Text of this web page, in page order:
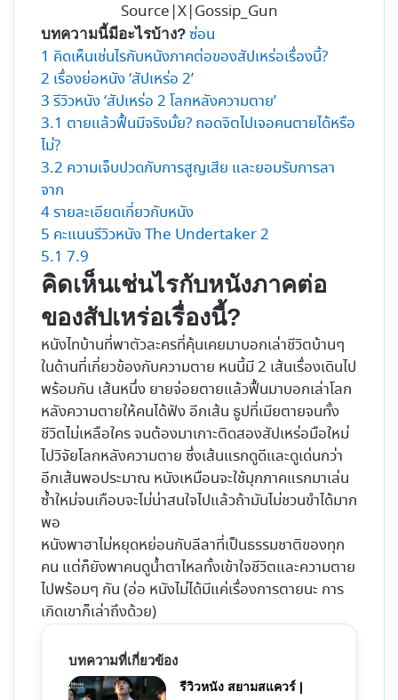
Source|X|Gossip_Gun
บทความนี้มีอะไรบ้าง? ซ่อน
1 คิดเห็นเช่นไรกับหนังภาคต่อของสัปเหร่อเรื่องนี้?
2 เรื่องย่อหนัง ‘สัปเหร่อ 2’
3 รีวิวหนัง ‘สัปเหร่อ 2 โลกหลังความตาย’
3.1 ตายแล้วฟื้นมีจริงมั้ย? ถอดจิตไปเจอคนตายได้หรือ
ไม่?
3.2 ความเจ็บปวดกับการสูญเสีย และยอมรับการลา
จาก
4รายละเอียดเกี่ยวกับหนัง
5 คะแนนรีวิวหนัง The Undertaker 2
5.1 7.9
คิดเห็นเช่นไรกับหนังภาคต่อ
ของสัปเหร่อเรื่องนี้?
หนังไทบ้านที่พาตัวละครที่คุ้นเคยมาบอกเล่าชีวิตบ้านๆ
ในด้านที่เกี่ยวข้องกับความตาย หนนี้มี 2 เส้นเรื่องเดินไป
พร้อมกัน เส้นหนึ่ง ยายจ่อยตายแล้วฟื้นมาบอกเล่าโลก
หลังความตายให้คนได้ฟัง อีกเส้น ธูปที่เมียตายจนทั้ง
ชีวิตไม่เหลือใคร จนต้องมาเกาะติดสองสัปเหร่อมือใหม่
ไปวิจัยโลกหลังความตาย ซึ่งเส้นแรกดูดีและดูเด่นกว่า
อีกเส้นพอประมาณ หนังเหมือนจะใช้มุกภาคแรกมาเล่น
ซ้ำใหม่จนเกือบจะไม่น่าสนใจไปแล้วถ้ามันไม่ชวนขำได้มาก
พอ
หนังพาฮาไม่หยุดหย่อนกับลีลาที่เป็นธรรมชาติของทุก
คน แต่ก็ยังพาคนดูน้ำตาไหลทั้งเข้าใจชีวิตและความตาย
ไปพร้อมๆ กัน (อ่อ หนังไม่ได้มีแค่เรื่องการตายนะ การ
เกิดเขาก็เล่าถึงด้วย)
บทความที่เกี่ยวข้อง
รีวิวหนัง สยามสแควร์ |